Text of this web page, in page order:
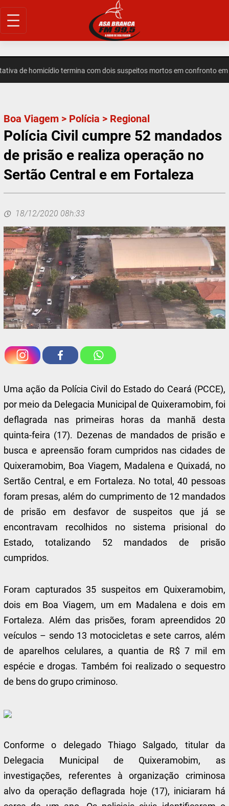
Pular
para
de homicídio termina com dois suspeitos mortos em confronto em
Boa Viagem > Polícia > Regional
Polícia Civil cumpre 52 mandados
de prisão e realiza operação no
Sertão Central e em Fortaleza
18/12/2020 08h:33
Uma ação da Polícia Civil do Estado do Ceará (PCCE),
por meio da Delegacia Municipal de Quixeramobim, foi
deflagrada nas primeiras horas da manhã desta
quinta-feira (17). Dezenas de mandados de prisão e
busca e apreensão foram cumpridos nas cidades de
Quixeramobim, Boa Viagem, Madalena e Quixadá, no
Sertão Central, e em Fortaleza. No total, 40 pessoas
foram presas, além do cumprimento de 12 mandados
de prisão em desfavor de suspeitos que já se
encontravam recolhidos no sistema prisional do
Estado, totalizando 52 mandados de prisão
cumpridos.
Foram capturados 35 suspeitos em Quixeramobim,
dois em Boa Viagem, um em Madalena e dois em
Fortaleza. Além das prisões, foram apreendidos 20
veículos – sendo 13 motocicletas e sete carros, além
de aparelhos celulares, a quantia de R$ 7 mil em
espécie e drogas. Também foi realizado o sequestro
de bens do grupo criminoso.
Conforme o delegado Thiago Salgado, titular da
Delegacia Municipal de Quixeramobim, as
investigações, referentes à organização criminosa
alvo da operação deflagrada hoje (17), iniciaram há